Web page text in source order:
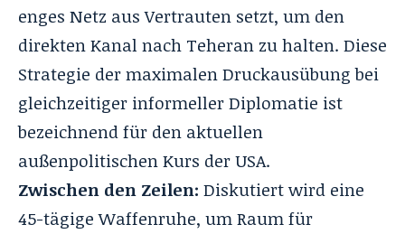
enges Netz aus Vertrauten setzt, um den
direkten Kanal nach Teheran zu halten. Diese
Strategie der maximalen Druckausübung bei
gleichzeitiger informeller Diplomatie ist
bezeichnend für den aktuellen
außenpolitischen Kurs der USA.
Zwischen den Zeilen: Diskutiert wird eine
45-tägige Waffenruhe, um Raum für